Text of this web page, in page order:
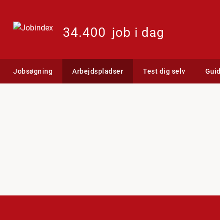
34.400 job i dag
Jobsøgning Arbejdspladser Test dig selv